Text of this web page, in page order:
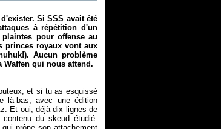
Si SSS avait été
à répétition d'un
pour offense au
princes royaux vont aux
Aucun problème
qui nous attend.
et si tu as esquissé
là-bas, avec une édition
Et oui, déjà dix lignes de
du skeud étudié.